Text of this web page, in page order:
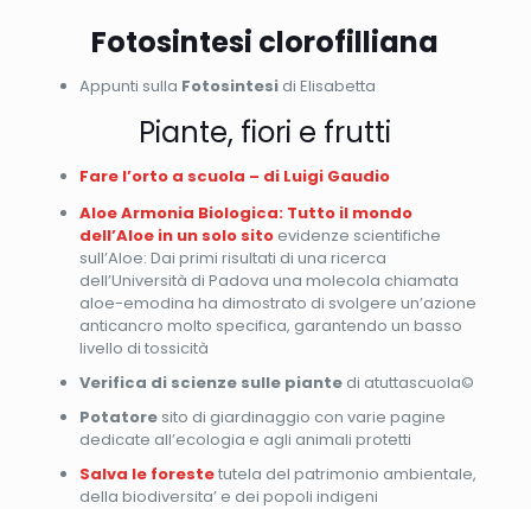
Fotosintesi clorofilliana
Appunti sulla Fotosintesidi Elisabetta
Piante, fiori e frutti
Fare l’orto a scuola – di Luigi Gaudio
Aloe Armonia Biologica: Tutto il mondo
dell’Aloe in un solo sitoevidenze scientifiche
sull’Aloe: Dai primi risultati di una ricerca
dell’Università di Padova una molecola chiamata
aloe-emodina ha dimostrato di svolgere un’azione
anticancro molto specifica, garantendo un basso
livello di tossicità
Verifica di scienze sulle piantedi atuttascuola©
Potatore sito di giardinaggio con varie pagine
dedicate all’ecologia e agli animali protetti
Salva le forestetutela del patrimonio ambientale,
della biodiversita’ e dei popoli indigeni